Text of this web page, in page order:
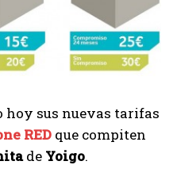
hoy sus nuevas tarifas
RED que compiten
de Yoigo.